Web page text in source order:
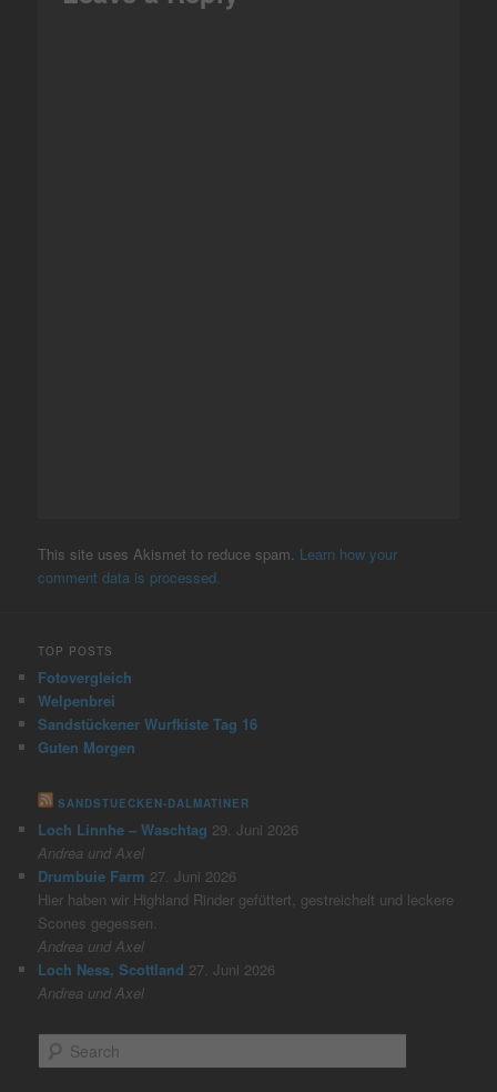
This site uses Akismet to reduce spam. Learn how your
comment data is processed.
TOP POSTS
Fotovergleich
Welpenbrei
Sandstückener Wurfkiste Tag 16
Guten Morgen
SANDSTUECKEN-DALMATINER
Loch Linnhe – Waschtag 29. Juni 2026
Andrea und Axel
Drumbuie Farm 27. Juni 2026
Hier haben wir Highland Rinder gefüttert, gestreichelt und leckere
Scones gegessen.
Andrea und Axel
Loch Ness, Scottland 27. Juni 2026
Andrea und Axel
e